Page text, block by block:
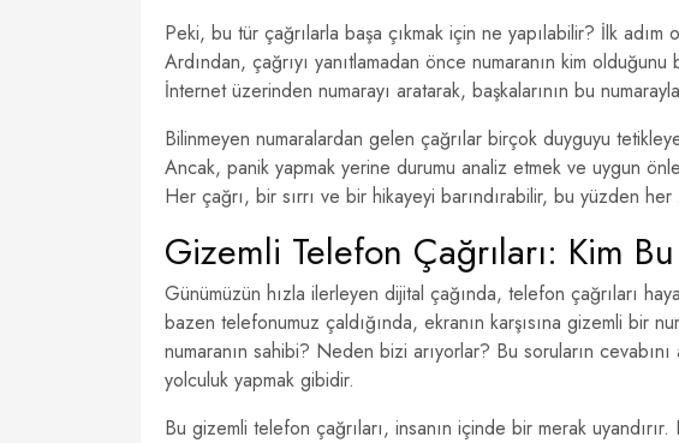
Peki, bu tür çağrılarla başa çıkmak için ne yapılabilir? İlk
Ardından, çağrıyı yanıtlamadan önce numaranın kim olduğunu
İnternet üzerinden numarayı aratarak, başkalarının bu
Bilinmeyen numaralardan gelen çağrılar birçok duyguyu
Ancak, panik yapmak yerine durumu analiz etmek ve uygun
Her çağrı, bir sırrı ve bir hikayeyi barındırabilir, bu yüzden
Gizemli Telefon Çağrıları: Kim
Günümüzün hızla ilerleyen dijital çağında, telefon çağrıları
bazen telefonumuz çaldığında, ekranın karşısına gizemli bir
numaranın sahibi? Neden bizi arıyorlar? Bu soruların
yolculuk yapmak gibidir.
Bu gizemli telefon çağrıları, insanın içinde bir merak